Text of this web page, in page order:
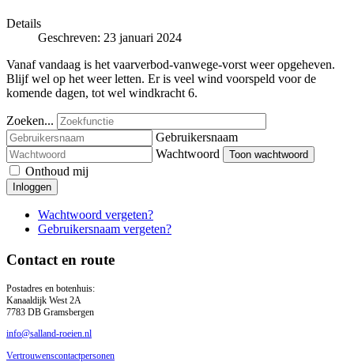
Details
Geschreven: 23 januari 2024
Vanaf vandaag is het vaarverbod-vanwege-vorst weer opgeheven.
Blijf wel op het weer letten. Er is veel wind voorspeld voor de
komende dagen, tot wel windkracht 6.
Zoeken...
Gebruikersnaam
Wachtwoord
Toon wachtwoord
Onthoud mij
Inloggen
Wachtwoord vergeten?
Gebruikersnaam vergeten?
Contact en route
Postadres en botenhuis:
Kanaaldijk West 2A
7783 DB Gramsbergen
info@salland-roeien.nl
Vertrouwenscontactpersonen